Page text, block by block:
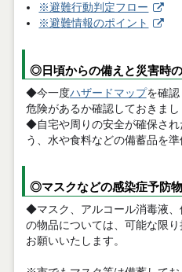
※避難行動判定フロー
※避難情報のポイント
◎日頃からの備えと災害時
◆今一度ハザードマップを確認
危険があるか確認しておきまし
◆自宅や周りの安全が確保され
う、水や食料などの備蓄品を準
◎マスクなどの感染症予防
◆マスク、アルコール消毒液
の物品については、可能な限り
お願いいたします。